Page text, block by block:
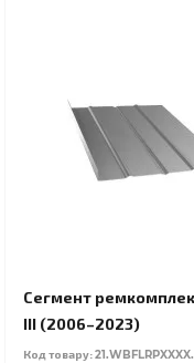
Сегмент
III (2006–2023)
Код товару: